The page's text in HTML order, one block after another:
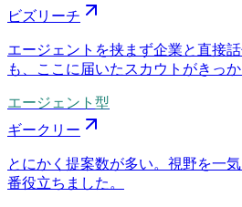
ビズリーチ
エージェントを挟まず企業と直接
も、ここに届いたスカウトがきっか
エージェント型
ギークリー
とにかく提案数が多い。視野を一
番役立ちました。